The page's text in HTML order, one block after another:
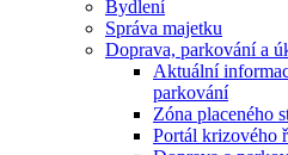
Bydlení
Správa majetku
Doprava, parkování a
Aktuální
parkování
Zóna placeného
Portál krizového